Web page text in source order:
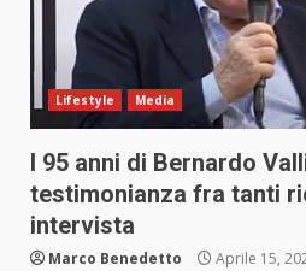
Lifestyle Media
I 95 anni di Bernardo
testimonianza fra tanti
intervista
Marco Benedetto Aprile 15,